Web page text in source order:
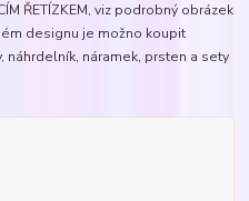
ŘETÍZKEM, viz podrobný obrázek
designu je možno koupit
náhrdelník, náramek, prsten a sety